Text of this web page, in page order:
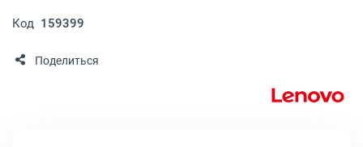
Код 159399
Поделиться